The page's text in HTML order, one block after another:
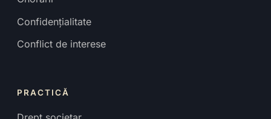
Confidențialitate
Conflict de interese
PRACTICĂ